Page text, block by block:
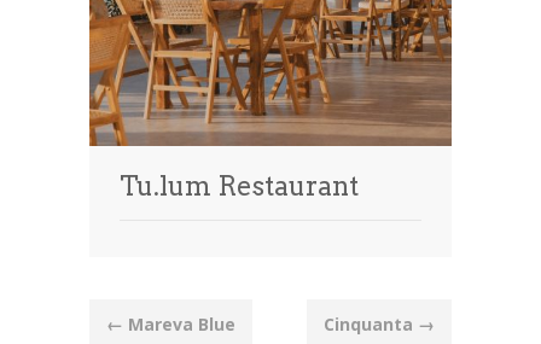
Tu.lum Restaurant
Post
← Mareva Blue Cinquanta →